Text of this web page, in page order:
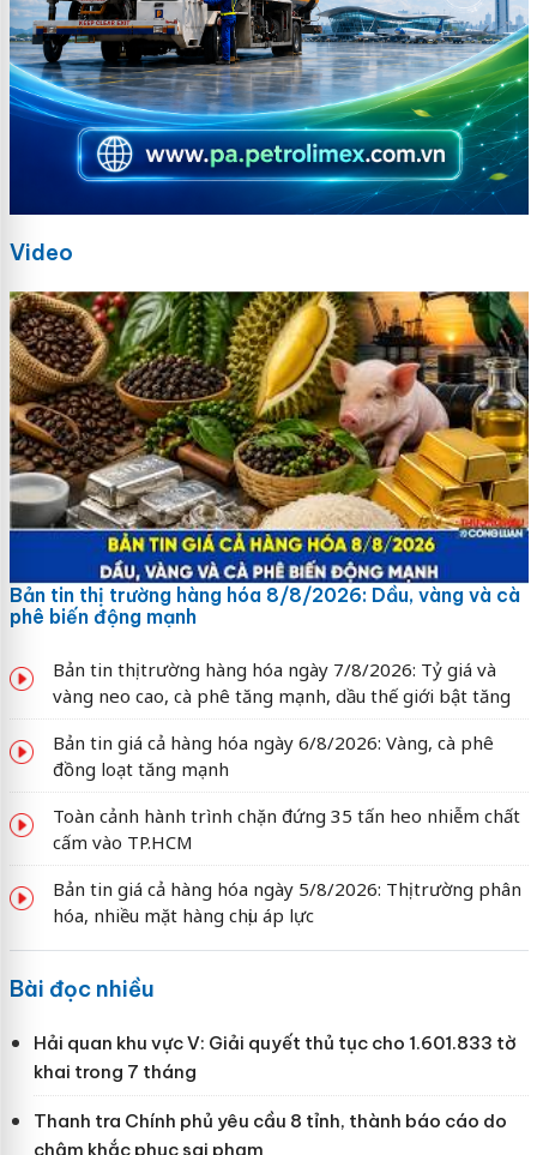
Video
Bản tin thị trường hàng hóa 8/8/2026: Dầu, vàng và cà
phê biến động mạnh
Bản tin thị trường hàng hóa ngày 7/8/2026: Tỷ giá và
vàng neo cao, cà phê tăng mạnh, dầu thế giới bật tăng
Bản tin giá cả hàng hóa ngày 6/8/2026: Vàng, cà phê
đồng loạt tăng mạnh
Toàn cảnh hành trình chặn đứng 35 tấn heo nhiễm chất
cấm vào TP.HCM
Bản tin giá cả hàng hóa ngày 5/8/2026: Thị trường phân
hóa, nhiều mặt hàng chịu áp lực
Bài đọc nhiều
Hải quan khu vực V: Giải quyết thủ tục cho 1.601.833 tờ
khai trong 7 tháng
Thanh tra Chính phủ yêu cầu 8 tỉnh, thành báo cáo do
chậm khắc phục sai phạm